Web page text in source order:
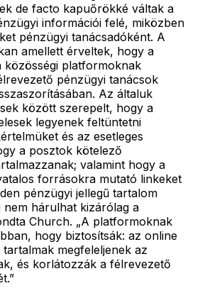
de facto kapuőrökké váltak a
információi felé, miközben
pénzügyi tanácsadóként. A
amellett érveltek, hogy a
közösségi platformoknak
pénzügyi tanácsok
Az általuk
között szerepelt, hogy a
legyenek feltüntetni
és az esetleges
a posztok kötelező
valamint hogy a
forrásokra mutató linkeket
pénzügyi jellegű tartalom
nem hárulhat kizárólag a
Church. „A platformoknak
hogy biztosítsák: az online
megfeleljenek az
és korlátozzák a félrevezető